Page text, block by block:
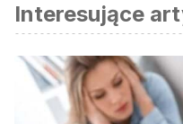
Interesujące